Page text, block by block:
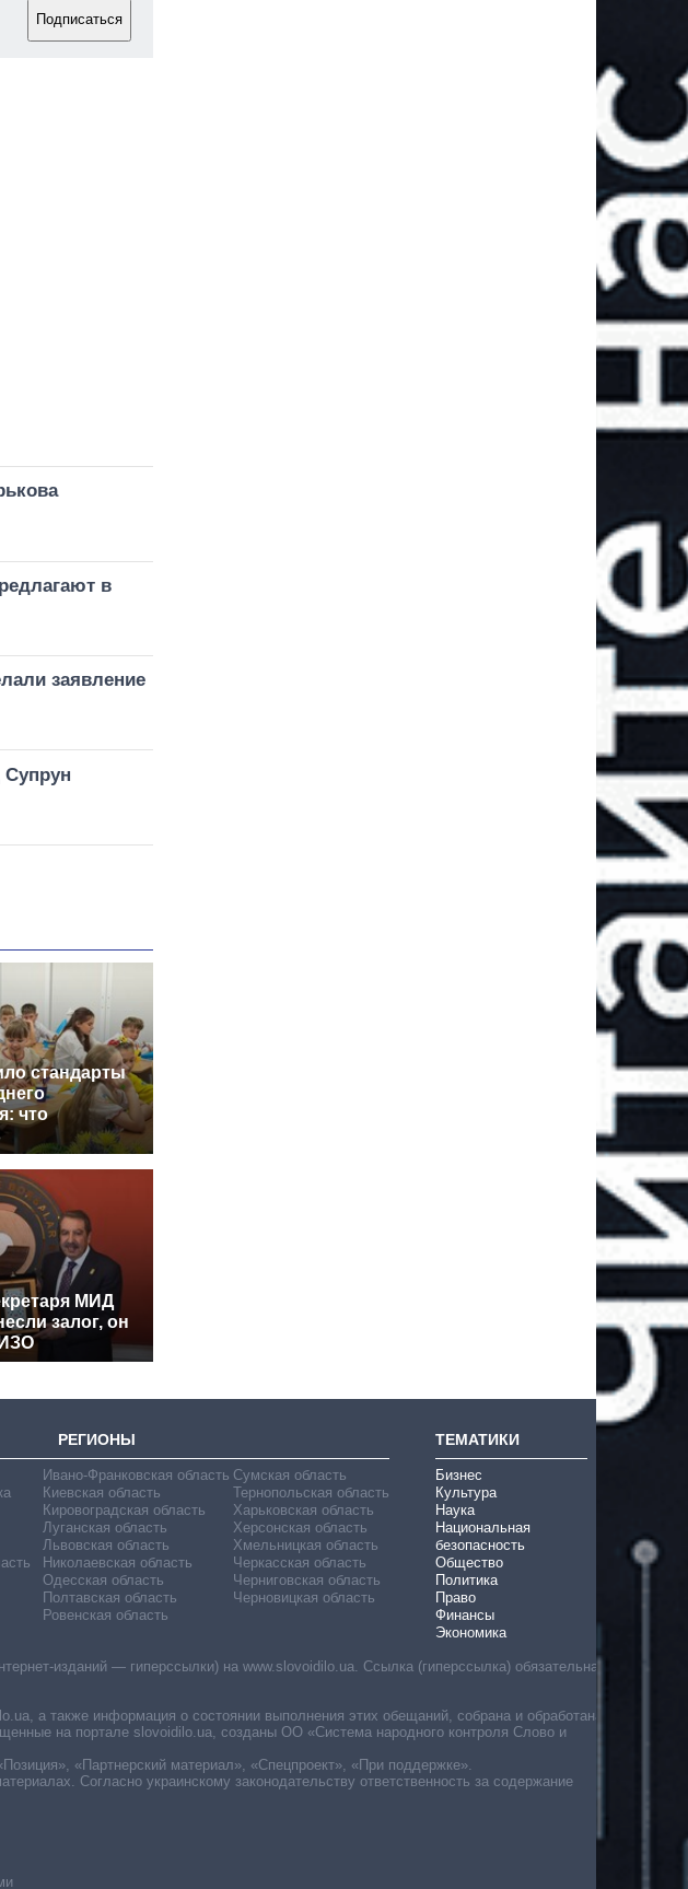
Подписаться
в
заявление
Супрун
стандарты
что
МИД
залог, он
РЕГИОНЫ
Ивано-Франковская область
Киевская область
Кировоградская область
Луганская область
Львовская область
Николаевская область
Одесская область
Полтавская область
Ровенская область
Сумская область
Тернопольская область
Харьковская область
Херсонская область
Хмельницкая область
Черкасская область
Черниговская область
Черновицкая область
ТЕМАТИКИ
Бизнес
Культура
Наука
Национальная
безопасность
Общество
Политика
Право
Финансы
Экономика
изданий — гиперссылки) на www.slovoidilo.ua. Ссылка (гиперссылка) обязательна
а также информация о состоянии выполнения этих обещаний, собрана и обработана
на портале slovoidilo.ua, созданы ОО «Система народного контроля Слово и
«Партнерский материал», «Спецпроект», «При поддержке».
Согласно украинскому законодательству ответственность за содержание